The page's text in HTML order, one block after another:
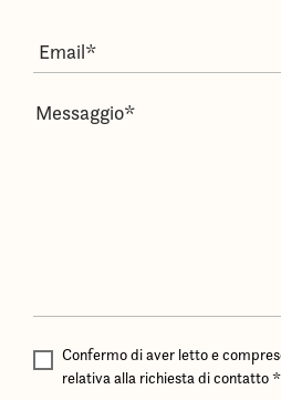
Confermo di aver letto e
relativa alla richiesta di contatto*